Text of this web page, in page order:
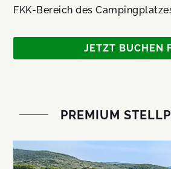
FKK-Bereich des
JETZT BUCHEN
PREMIUM